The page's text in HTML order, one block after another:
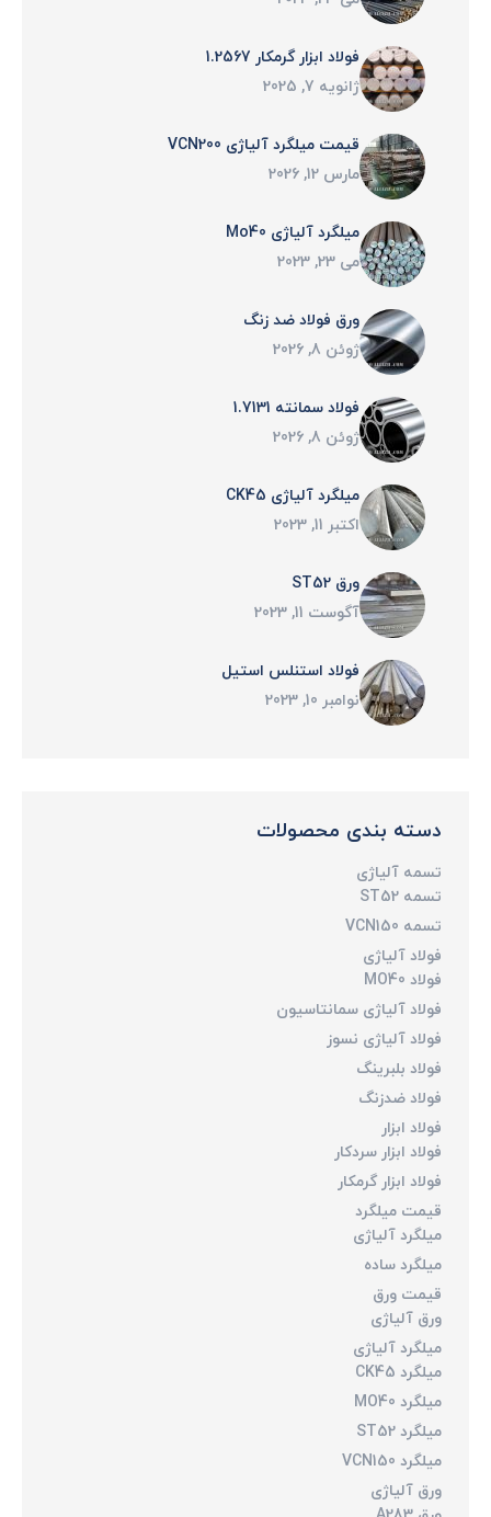
فولاد ابزار گرمکار 1.2567
ژانویه 7, 2025
قیمت میلگرد آلیاژی VCN200
مارس 12, 2026
میلگرد آلیاژی Mo40
می 23, 2023
ورق فولاد ضد زنگ
ژوئن 8, 2026
فولاد سمانته 1.7131
ژوئن 8, 2026
میلگرد آلیاژی CK45
اکتبر 11, 2023
ورق ST52
آگوست 11, 2023
فولاد استنلس استیل
نوامبر 10, 2023
دسته بندی محصولات
تسمه آلیاژی
تسمه ST52
تسمه VCN150
فولاد آلیاژی
فولاد MO40
فولاد آلیاژی سمانتاسیون
فولاد آلیاژی نسوز
فولاد بلبرینگ
فولاد ضدزنگ
فولاد ابزار
فولاد ابزار سردکار
فولاد ابزار گرمکار
قیمت میلگرد
میلگرد آلیاژی
میلگرد ساده
قیمت ورق
ورق آلیاژی
میلگرد آلیاژی
میلگرد CK45
میلگرد MO40
میلگرد ST52
میلگرد VCN150
ورق آلیاژی